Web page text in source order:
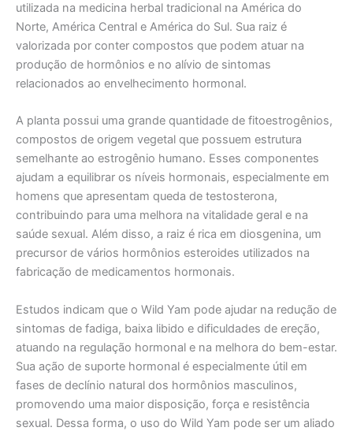
utilizada na medicina herbal tradicional na América do
Norte, América Central e América do Sul. Sua raiz é
valorizada por conter compostos que podem atuar na
produção de hormônios e no alívio de sintomas
relacionados ao envelhecimento hormonal.
A planta possui uma grande quantidade de fitoestrogênios,
compostos de origem vegetal que possuem estrutura
semelhante ao estrogênio humano. Esses componentes
ajudam a equilibrar os níveis hormonais, especialmente em
homens que apresentam queda de testosterona,
contribuindo para uma melhora na vitalidade geral e na
saúde sexual. Além disso, a raiz é rica em diosgenina, um
precursor de vários hormônios esteroides utilizados na
fabricação de medicamentos hormonais.
Estudos indicam que o Wild Yam pode ajudar na redução de
sintomas de fadiga, baixa libido e dificuldades de ereção,
atuando na regulação hormonal e na melhora do bem-estar.
Sua ação de suporte hormonal é especialmente útil em
fases de declínio natural dos hormônios masculinos,
promovendo uma maior disposição, força e resistência
sexual. Dessa forma, o uso do Wild Yam pode ser um aliado